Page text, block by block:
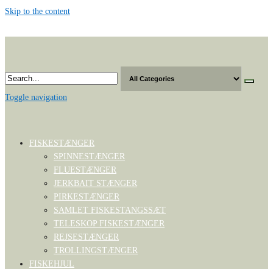
Skip to the content
Toggle navigation
FISKESTÆNGER
SPINNESTÆNGER
FLUESTÆNGER
JERKBAIT STÆNGER
PIRKESTÆNGER
SAMLET FISKESTANGSSÆT
TELESKOP FISKESTÆNGER
REJSESTÆNGER
TROLLINGSTÆNGER
FISKEHJUL